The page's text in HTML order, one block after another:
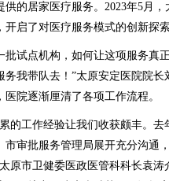
供的居家医疗服务。2023年5月
启了对医疗服务模式的创新探索
点机构，如何让这项服务真正
我带队去！”太原安定医院院长
院逐渐厘清了各项工作流程。
工作经验让我们收获颇丰。去
市审批服务管理局展开充分沟通
原市卫健委医政医管科科长袁